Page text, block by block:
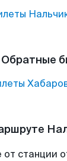
Обратные
от станции